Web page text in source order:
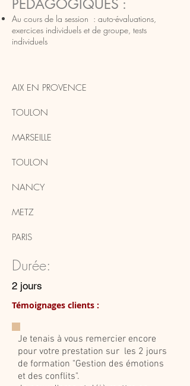
PÉDAGOGIQUES :
Au cours de la session : auto-évaluations,
exercices individuels et de groupe, tests
individuels
​AIX EN PROVENCE
TOULON
MARSEILLE
TOULON
NANCY
METZ
PARIS
Durée:
2 jours
Témoignages clients :
Je tenais à vous remercier encore
pour votre prestation sur les 2 jours
de formation "Gestion des émotions
et des conflits".